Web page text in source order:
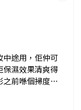
中途用，佢仲可
保濕效果清爽得
前喺個掃度噴